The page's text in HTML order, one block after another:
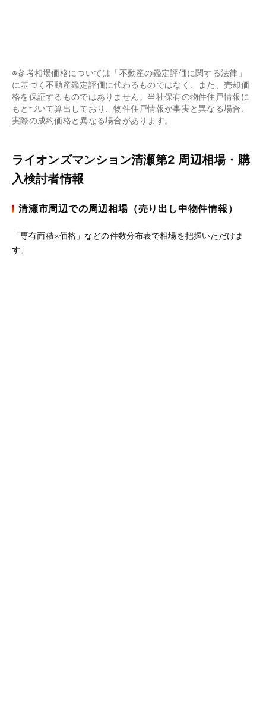
※参考相場価格については「不動産の鑑定評価に関する法律」
に基づく不動産鑑定評価に代わるものではなく、また、売却価
格を保証するものではありません。当社保有の物件住戸情報に
もとづいて算出しており、物件住戸情報が事実と異なる場合、
実際の成約価格と異なる場合があります。
ライオンズマンション清瀬第2 周辺相場・購
入検討者情報
清瀬市周辺での周辺相場（売り出し中物件情報）
「専有面積×価格」などの件数分布表で相場を把握いただけま
す。